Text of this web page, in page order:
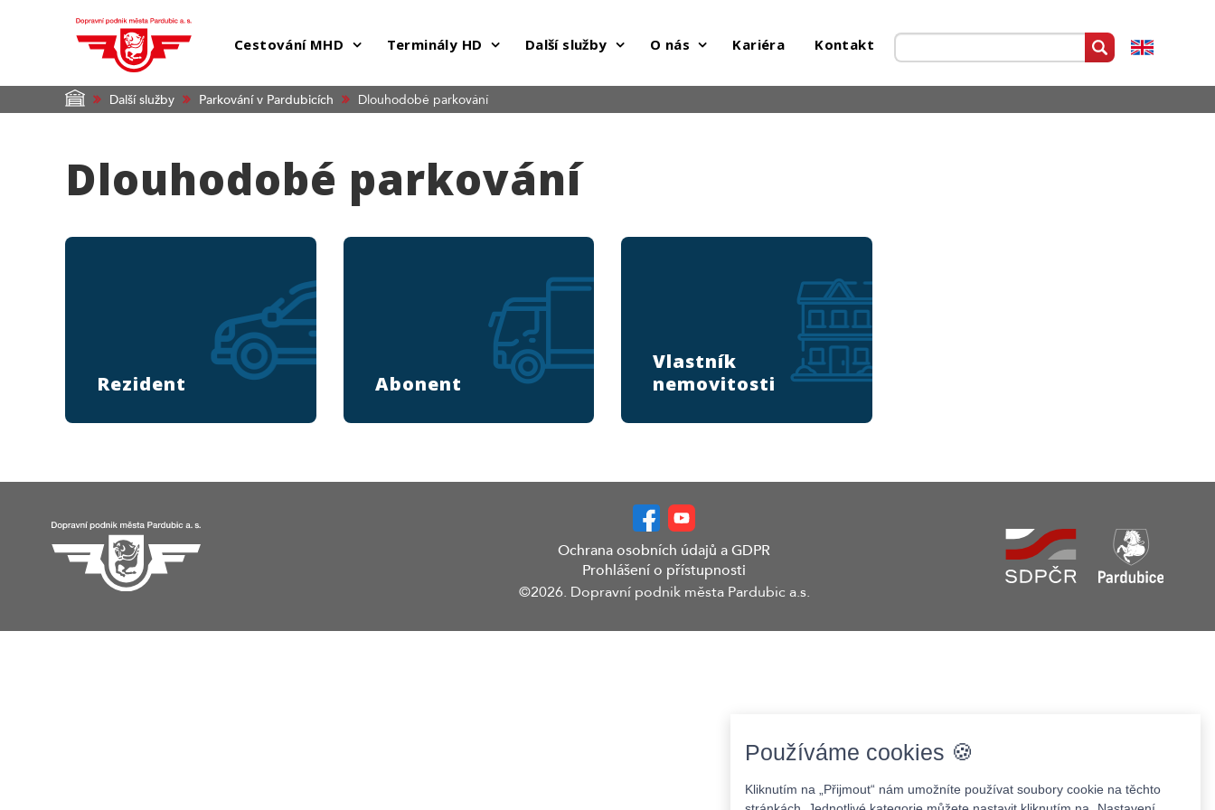
Cestování MHD Terminály HD Další služby O nás Kariéra Kontakt
Další služby Parkování v Pardubicích Dlouhodobé parkování
Dlouhodobé parkování
Rezident Abonent
Vlastník
nemovitosti
Ochrana osobních údajů a GDPR
Prohlášení o přístupnosti
©2026. Dopravní podnik města Pardubic a.s.
Používáme cookies 🍪
Kliknutím na „Přijmout“ nám umožníte používat soubory cookie na těchto